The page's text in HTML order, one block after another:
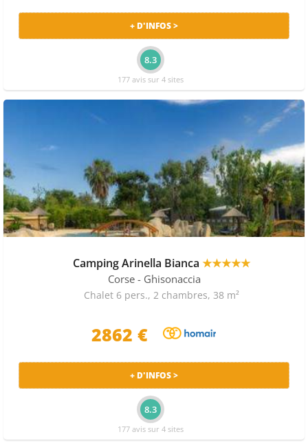
+ D'INFOS >
8.3
177 avis sur 4 sites
Camping Arinella Bianca ★★★★★
Corse - Ghisonaccia
Chalet 6 pers., 2 chambres, 38 m²
2862 €
+ D'INFOS >
8.3
177 avis sur 4 sites